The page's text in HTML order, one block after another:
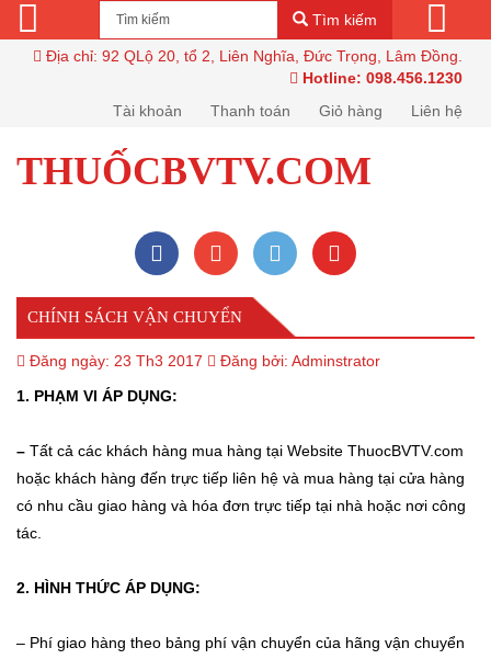
Tìm kiếm
Địa chỉ: 92 QLộ 20, tổ 2, Liên Nghĩa, Đức Trọng, Lâm Đồng.
Hotline: 098.456.1230
Tài khoản
Thanh toán Giỏ hàng Liên hệ
THUỐCBVTV.COM
CHÍNH SÁCH VẬN CHUYỂN
Đăng ngày: 23 Th3 2017 Đăng bởi: Adminstrator
1. PHẠM VI ÁP DỤNG:
– Tất cả các khách hàng mua hàng tại Website ThuocBVTV.com
hoặc khách hàng đến trực tiếp liên hệ và mua hàng tại cửa hàng
có nhu cầu giao hàng và hóa đơn trực tiếp tại nhà hoặc nơi công
tác.
2. HÌNH THỨC ÁP DỤNG:
– Phí giao hàng theo bảng phí vận chuyển của hãng vận chuyển